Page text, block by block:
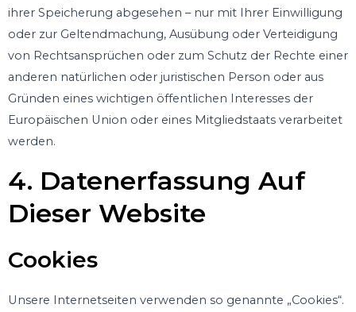
ihrer Speicherung abgesehen – nur mit Ihrer Einwilligung
oder zur Geltendmachung, Ausübung oder Verteidigung
von Rechtsansprüchen oder zum Schutz der Rechte einer
anderen natürlichen oder juristischen Person oder aus
Gründen eines wichtigen öffentlichen Interesses der
Europäischen Union oder eines Mitgliedstaats verarbeitet
werden.
4. Datenerfassung Auf
Dieser Website
Cookies
Unsere Internetseiten verwenden so genannte „Cookies“.